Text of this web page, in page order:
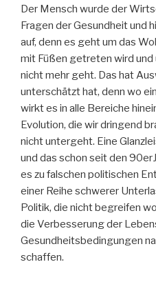
Der Mensch wurde der
Fragen der Gesundheit und
auf, denn es geht um das
mit Füßen getreten wird
nicht mehr geht. Das hat
unterschätzt hat, denn wo
wirkt es in alle Bereiche
Evolution, die wir dringend
nicht untergeht. Eine
und das schon seit den
es zu falschen politischen
einer Reihe schwerer
Politik, die nicht begreifen
die Verbesserung der
Gesundheitsbedingungen
schaffen.